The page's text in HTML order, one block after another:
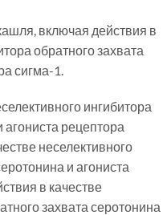
включая действия в
обратного захвата
сигма-1.
ингибитора
агониста рецептора
неселективного
и агониста
в качестве
захвата серотонина